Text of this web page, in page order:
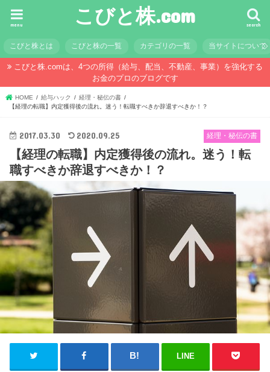
こびと株.com search
menu
こびと株とは こびと株の一覧 カテゴリの一覧 当サイトについて
こびと株.comは、4つの所得（給与、配当、不動産、事業）を強化する
お金のプロのブログです
HOME 給与ハック
経理・秘伝の書
【経理の転職】内定獲得後の流れ。迷う！転職すべきか辞退すべきか！？
経理・秘伝の書
2017.03.30 2020.09.25
【経理の転職】内定獲得後の流れ。迷う！転
職すべきか辞退すべきか！？
LINE